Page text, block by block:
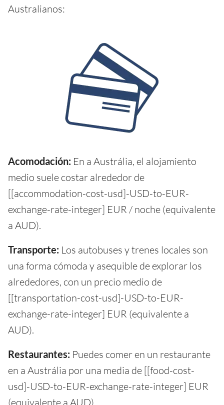
Australianos:
Acomodación: En a Austrália, el alojamiento
medio suele costar alrededor de
[[accommodation-cost-usd]-USD-to-EUR-
exchange-rate-integer] EUR / noche (equivalente
a AUD).
Transporte: Los autobuses y trenes locales son
una forma cómoda y asequible de explorar los
alrededores, con un precio medio de
[[transportation-cost-usd]-USD-to-EUR-
exchange-rate-integer] EUR (equivalente a
AUD).
Restaurantes: Puedes comer en un restaurante
en a Austrália por una media de [[food-cost-
usd]-USD-to-EUR-exchange-rate-integer] EUR
(equivalente a AUD).